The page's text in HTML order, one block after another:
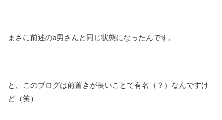
まさに前述のa男さんと同じ状態になったんです。
と、このブログは前置きが長いことで有名（？）なんですけ
ど（笑）